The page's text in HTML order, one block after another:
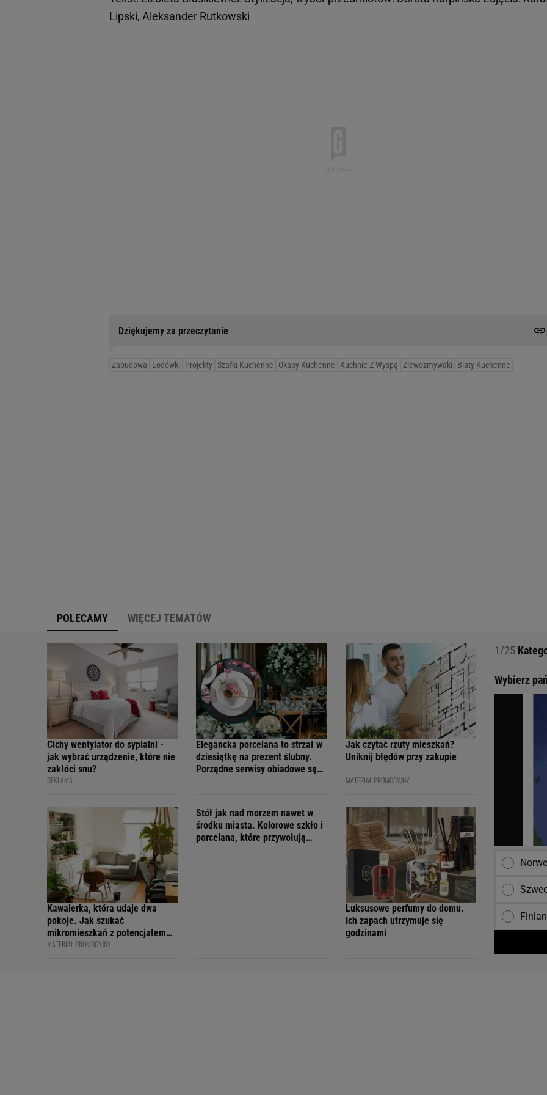
Lipski, Aleksander Rutkowski
Dziękujemy za przeczytanie
Zabudowa Lodówki Projekty Szafki Kuchenne Okapy Kuchenne Kuchnie Z Wyspą Zlewozmywaki Blaty Kuchenne
POLECAMY WIĘCEJ TEMATÓW
Cichy wentylator do sypialni -
jak wybrać urządzenie, które nie
zakłóci snu?
REKLAMA
Elegancka porcelana to strzał w
dziesiątkę na prezent ślubny.
Porządne serwisy obiadowe są
Jak czytać rzuty mieszkań?
Uniknij błędów przy zakupie
MATERIAŁ PROMOCYJNY
Kawalerka, która udaje dwa
pokoje. Jak szukać
mikromieszkań z potencjałem
na sprytny podział?
MATERIAŁ PROMOCYJNY
Stół jak nad morzem nawet w
środku miasta. Kolorowe szkło i
porcelana, które przywołują
Luksusowe perfumy do domu.
Ich zapach utrzymuje się
godzinami
1/25
Wybierz